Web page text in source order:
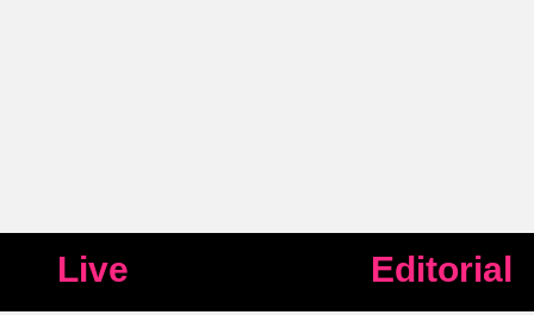
Live Editorial